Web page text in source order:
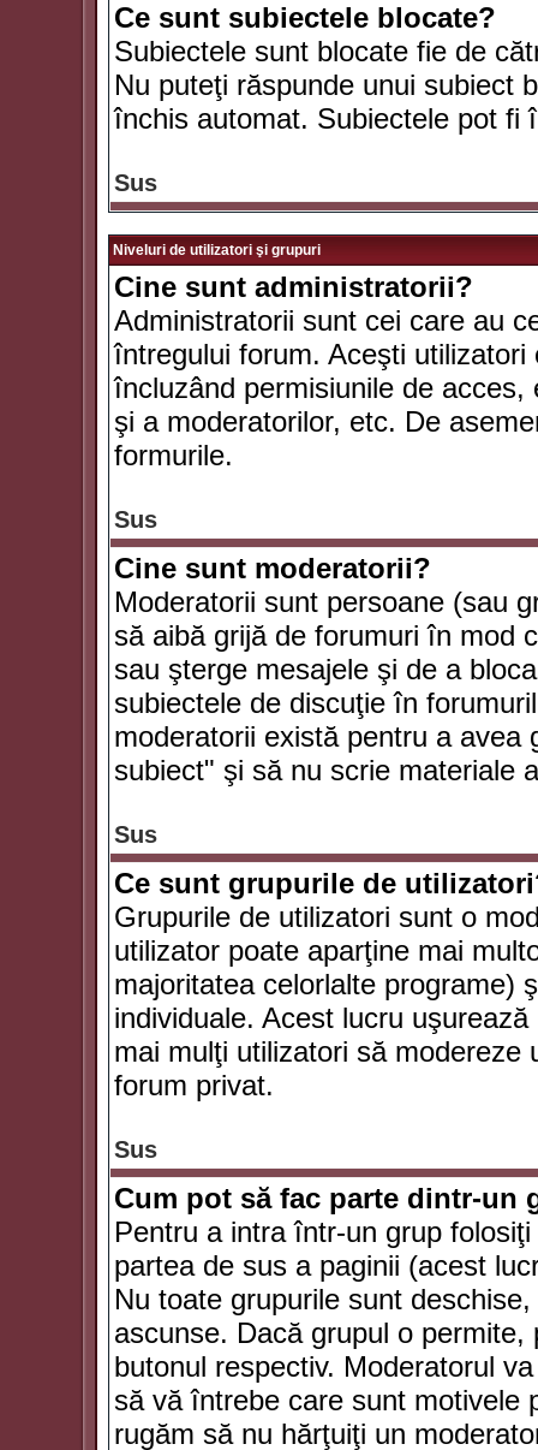
Ce sunt subiectele blocate?
Subiectele sunt blocate fie de
Nu puteţi răspunde unui subiect
închis automat. Subiectele pot fi
Sus
Niveluri de utilizatori şi grupuri
Cine sunt administratorii?
Administratorii sunt cei care au
întregului forum. Aceşti
încluzând permisiunile de
şi a moderatorilor, etc. De
formurile.
Sus
Cine sunt moderatorii?
Moderatorii sunt persoane (sau
să aibă grijă de forumuri în mod
sau şterge mesajele şi de a
subiectele de discuţie în
moderatorii există pentru a avea
subiect" şi să nu scrie materiale
Sus
Ce sunt grupurile de
Grupurile de utilizatori sunt o
utilizator poate aparţine mai
majoritatea celorlalte programe)
individuale. Acest lucru
mai mulţi utilizatori să
forum privat.
Sus
Cum pot să fac parte dintr-un
Pentru a intra într-un grup
partea de sus a paginii (acest
Nu toate grupurile sunt
ascunse. Dacă grupul o
butonul respectiv. Moderatorul
să vă întrebe care sunt motivele
rugăm să nu hărţuiţi un